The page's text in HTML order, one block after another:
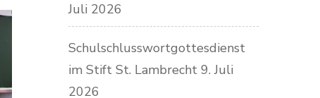
Juli 2026
Schulschlusswortgottesdienst
im Stift St. Lambrecht 9. Juli
2026